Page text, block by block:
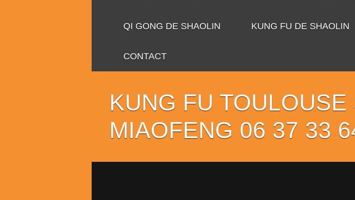
QI GONG DE SHAOLIN KUNG FU DE SHAOLIN
CONTACT
KUNG FU TOULOUSE
MIAOFENG 06 37 33